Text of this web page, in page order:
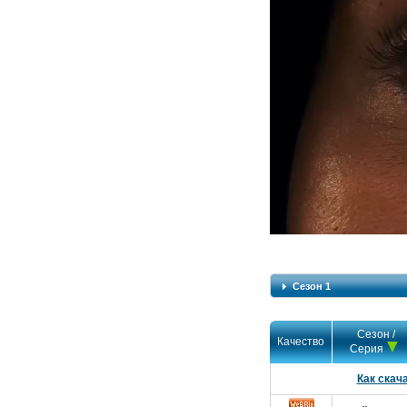
Сезон 1
Качество
Сезон /
Серия
Как